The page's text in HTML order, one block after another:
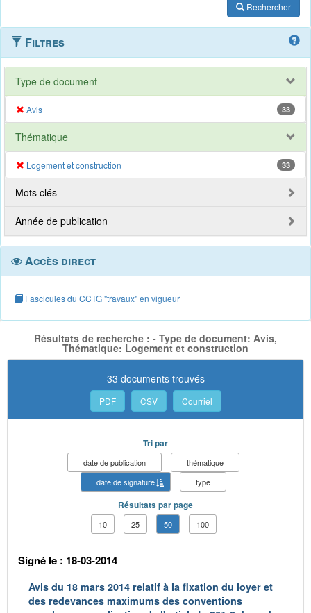
Rechercher
Filtres
Type de document
Avis 33
Thématique
Logement et construction 33
Mots clés
Année de publication
Accès direct
Fascicules du CCTG "travaux" en vigueur
Résultats de recherche : - Type de document: Avis,
Thématique: Logement et construction
33 documents trouvés
PDF CSV Courriel
Tri par
date de publication
thématique
date de signature
type
Résultats par page
10 25 50 100
Signé le : 18-03-2014
Avis du 18 mars 2014 relatif à la fixation du loyer et
des redevances maximums des conventions